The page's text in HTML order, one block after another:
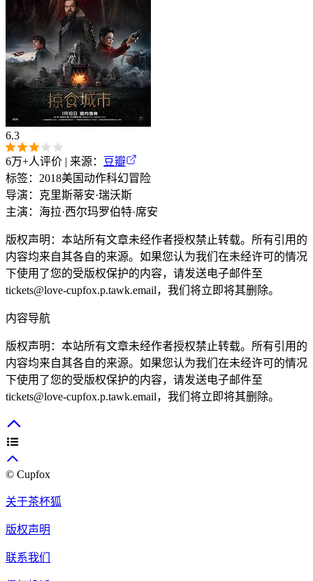
6.3
6万+人评价 | 来源：
豆瓣
标签： 2018美国动作科幻冒险
导演： 克里斯蒂安·瑞沃斯
主演： 海拉·西尔玛罗伯特·席安
版权声明：本站所有文章未经作者授权禁止转载。所有引用的
内容均来自其各自的来源。如果您认为我们在未经许可的情况
下使用了您的受版权保护的内容，请发送电子邮件至
tickets@love-cupfox.p.tawk.email，我们将立即将其删除。
内容导航
版权声明：本站所有文章未经作者授权禁止转载。所有引用的
内容均来自其各自的来源。如果您认为我们在未经许可的情况
下使用了您的受版权保护的内容，请发送电子邮件至
tickets@love-cupfox.p.tawk.email，我们将立即将其删除。
© Cupfox
关于茶杯狐
版权声明
联系我们